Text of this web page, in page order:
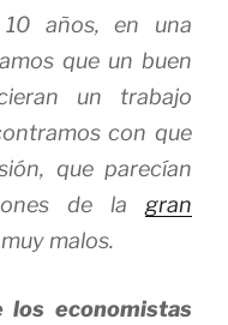
10 años, en una
que un buen
un trabajo
con que
que parecían
de la gran
malos.
los economistas